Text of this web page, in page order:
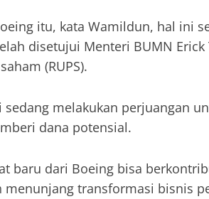
itu, kata Wamildun, hal ini
disetujui Menteri BUMN
(RUPS).
melakukan perjuangan
dana potensial.
baru dari Boeing bisa
transformasi bisnis